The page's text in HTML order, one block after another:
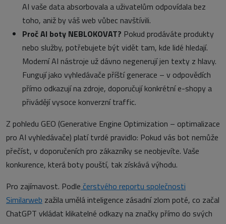
AI vaše data absorbovala a uživatelům odpovídala bez
toho, aniž by váš web vůbec navštívili.
Proč AI boty NEBLOKOVAT? Pokud prodáváte produkty
nebo služby, potřebujete být vidět tam, kde lidé hledají.
Moderní AI nástroje už dávno negenerují jen texty z hlavy.
Fungují jako vyhledávače příští generace – v odpovědích
přímo odkazují na zdroje, doporučují konkrétní e-shopy a
přivádějí vysoce konverzní traffic.
Z pohledu GEO (Generative Engine Optimization – optimalizace
pro AI vyhledávače) platí tvrdé pravidlo: Pokud vás bot nemůže
přečíst, v doporučeních pro zákazníky se neobjevíte. Vaše
konkurence, která boty pouští, tak získává výhodu.
Pro zajímavost. Podle čerstvého reportu společnosti
Similarweb zažila umělá inteligence zásadní zlom poté, co začal
ChatGPT vkládat klikatelné odkazy na značky přímo do svých